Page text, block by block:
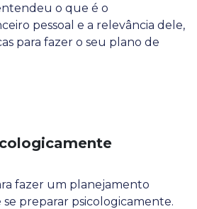
o que é o
pessoal e a relevância dele,
para fazer o seu plano de
fazer um planejamento
se preparar psicologicamente.